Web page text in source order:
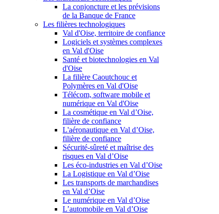
La conjoncture et les prévisions
de la Banque de France
Les filières technologiques
Val d'Oise, territoire de confiance
Logiciels et systèmes complexes
en Val d'Oise
Santé et biotechnologies en Val
d'Oise
La filière Caoutchouc et
Polymères en Val d'Oise
Télécom, software mobile et
numérique en Val d'Oise
La cosmétique en Val d’Oise,
filière de confiance
L'aéronautique en Val d’Oise,
filière de confiance
Sécurité-sûreté et maîtrise des
risques en Val d’Oise
Les éco-industries en Val d’Oise
La Logistique en Val d’Oise
Les transports de marchandises
en Val d’Oise
Le numérique en Val d’Oise
L’automobile en Val d’Oise